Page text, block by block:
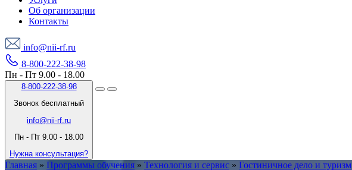
Об организации
Контакты
info@nii-rf.ru
8-800-222-38-98
Пн - Пт 9.00 - 18.00
8-800-222-38-98
Звонок бесплатный
info@nii-rf.ru
Пн - Пт 9.00 - 18.00
Нужна консультация?
Главная » Программы обучения » Технология и сервис » Гостиничное дело и туризм